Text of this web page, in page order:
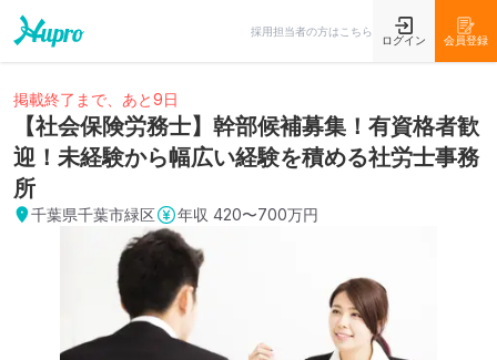
採用担当者の方はこちら
ログイン 会員登録
掲載終了まで、あと9日
【社会保険労務士】幹部候補募集！有資格者歓
迎！未経験から幅広い経験を積める社労士事務
所
千葉県千葉市緑区 年収 420〜700万円